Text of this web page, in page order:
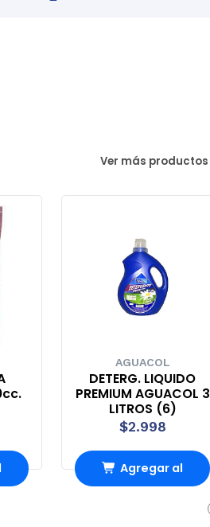
Ver más productos
AGUACOL
DETERG. LIQUIDO
PREMIUM AGUACOL 3
LITROS (6)
$2.998
Agregar al